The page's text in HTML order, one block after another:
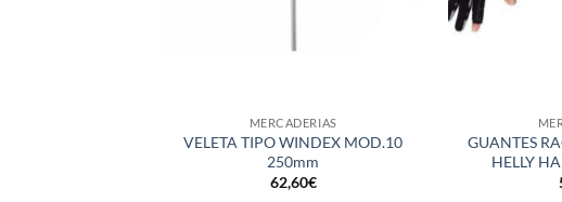
MERCADERIAS
VELETA TIPO WINDEX MOD.10
250mm
62,60€
GUANTES
HELLY